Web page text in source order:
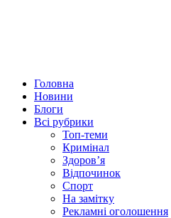
Головна
Новини
Блоги
Всі рубрики
Топ-теми
Кримінал
Здоров’я
Відпочинок
Спорт
На замітку
Рекламні оголошення